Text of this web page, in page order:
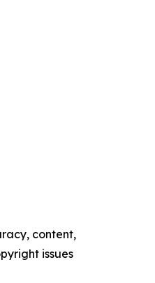
content,
issues